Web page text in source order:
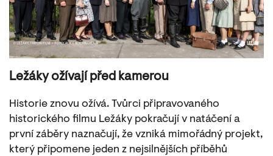
Ležáky ožívají před kamerou
Historie znovu ožívá. Tvůrci připravovaného
historického filmu Ležáky pokračují v natáčení a
první záběry naznačují, že vzniká mimořádný projekt,
který připomene jeden z nejsilnějších příběhů